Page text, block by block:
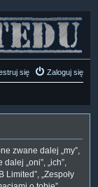
Zaloguj się
się
zwane dalej „my”,
dalej „oni”, „ich”,
Limited”, „Zespoły